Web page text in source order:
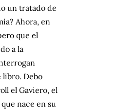
un tratado de
Ahora, en
que el
a la
libro. Debo
el Gaviero, el
nace en su